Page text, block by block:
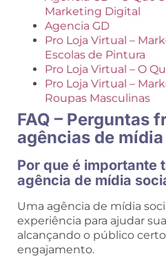
Marketing Digital
Agencia GD
Pro Loja Virtual –
Escolas de Pintura
Pro Loja Virtual – O
Pro Loja Virtual –
Roupas Masculinas
FAQ – Perguntas
agências de
Por que é importante
agência de mídia
Uma agência de mídia
experiência para ajudar
alcançando o público
engajamento.